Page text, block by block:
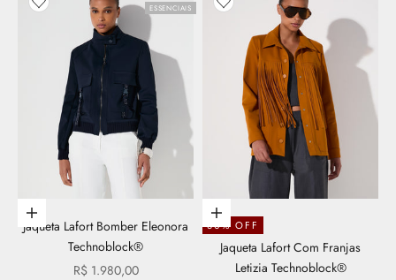
ESSENCIAIS
Adicionar aos favoritos
Escolher opções
Jaqueta Lafort Bomber Eleonora
Technoblock®
Preço promocional
R$ 1.980,00
Adicionar aos favoritos
Escolher opções
30% OFF
Jaqueta Lafort Com Franjas
Letizia Technoblock®